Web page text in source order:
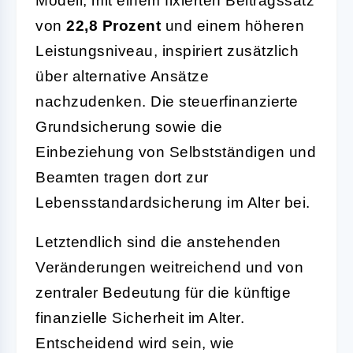
von 22,8 Prozent und einem höheren
Leistungsniveau, inspiriert zusätzlich
über alternative Ansätze
nachzudenken. Die steuerfinanzierte
Grundsicherung sowie die
Einbeziehung von Selbstständigen und
Beamten tragen dort zur
Lebensstandardsicherung im Alter bei.
Letztendlich sind die anstehenden
Veränderungen weitreichend und von
zentraler Bedeutung für die künftige
finanzielle Sicherheit im Alter.
Entscheidend wird sein, wie